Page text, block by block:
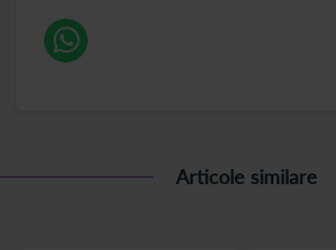
Articole similare